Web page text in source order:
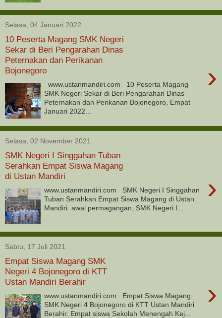
Selasa, 04 Januari 2022
10 Peserta Magang SMK Negeri
Sekar di Beri Pengarahan Dinas
Peternakan dan Perikanan
Bojonegoro
›
www.ustanmandiri.com 10 Peserta Magang
SMK Negeri Sekar di Beri Pengarahan Dinas
Peternakan dan Perikanan Bojonegoro, Empat
Januari 2022...
Selasa, 02 November 2021
SMK Negeri I Singgahan Tuban
Serahkan Empat Siswa Magang
di Ustan Mandiri
›
www.ustanmandiri.com SMK Negeri I Singgahan
Tuban Serahkan Empat Siswa Magang di Ustan
Mandiri. awal permagangan, SMK Negeri I...
Sabtu, 17 Juli 2021
Empat Siswa Magang SMK
Negeri 4 Bojonegoro di KTT
Ustan Mandiri Berahir
›
www.ustanmandiri.com Empat Siswa Magang
SMK Negeri 4 Bojonegoro di KTT Ustan Mandiri
Berahir. Empat siswa Sekolah Menengah Kej...